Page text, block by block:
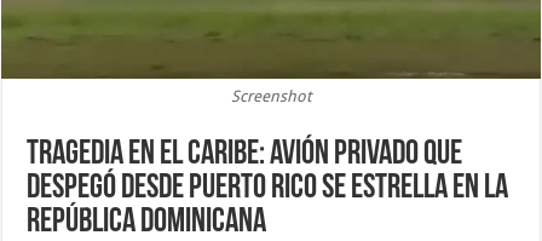
Screenshot
TRAGEDIA EN EL CARIBE: Avión privado que
despegó desde Puerto Rico se estrella en la
República Dominicana